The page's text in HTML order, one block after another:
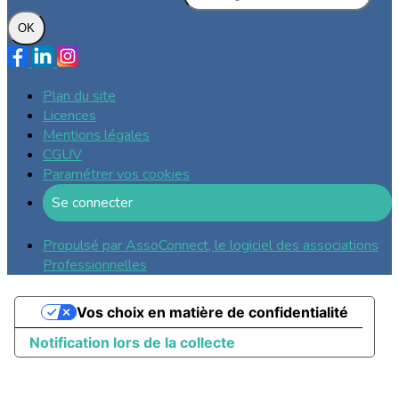
OK
Plan du site
Licences
Mentions légales
CGUV
Paramétrer vos cookies
Se connecter
Propulsé par AssoConnect, le logiciel des associations
Professionnelles
Notification lors de la collecte
Vos choix en matière de confidentialité